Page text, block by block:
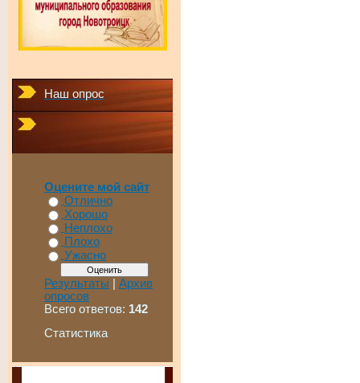
Наш опрос
Оцените мой сайт
Отлично
Хорошо
Неплохо
Плохо
Ужасно
Результаты | Архив
опросов
Всего ответов: 142
Статистика